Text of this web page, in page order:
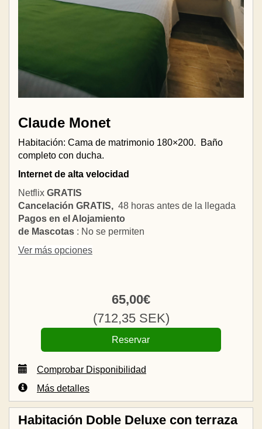
Claude Monet
Habitación: Cama de matrimonio 180×200.
Baño
completo con ducha.
Internet de alta velocidad
Netflix GRATIS
Cancelación GRATIS, 48 horas antes de la llegada
Pagos en el Alojamiento
de Mascotas : No se permiten
Ver más opciones
65,00€
(712,35SEK)
Comprobar Disponibilidad
Más detalles
Habitación Doble Deluxe con terraza